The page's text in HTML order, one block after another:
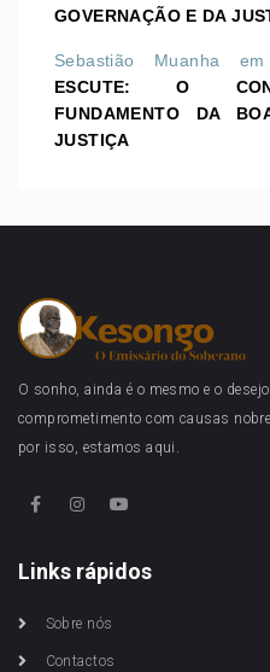
GOVERNAÇÃO E DA
Sebastião Muanha
ESCUTE: O
FUNDAMENTO DA
JUSTIÇA
O sonho, ainda é o mesmo e o
comprometimento com causas
por isso, estamos aqui.
Links rápidos
Sobre nós
Contactos